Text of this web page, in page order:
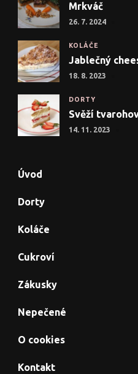
Mrkváč
26. 7. 2024
KOLÁČE
Jablečný
18. 8. 2023
DORTY
Svěží
14. 11. 2023
Úvod
Dorty
Koláče
Cukroví
Zákusky
Nepečené
O cookies
Kontakt